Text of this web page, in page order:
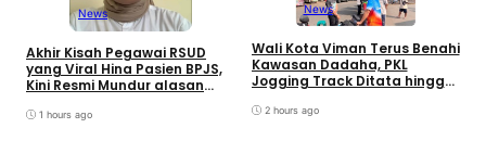
News
Akhir Kisah Pegawai RSUD
yang Viral Hina Pasien BPJS,
Kini Resmi Mundur alasan
1 hours ago
News
Wali Kota Viman Terus Benahi
Kawasan Dadaha, PKL
Jogging Track Ditata hingga
2 hours ago